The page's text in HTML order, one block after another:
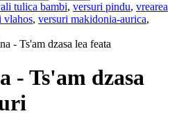
tulica bambi, versuri pindu, vrearea
vlahos, versuri makidonia-aurica,
- Ts'am dzasa lea feata
- Ts'am dzasa